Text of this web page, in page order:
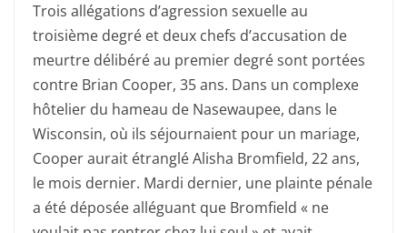
Trois allégations d’agression sexuelle au
troisième degré et deux chefs d’accusation de
meurtre délibéré au premier degré sont portées
contre Brian Cooper, 35 ans. Dans un complexe
hôtelier du hameau de Nasewaupee, dans le
Wisconsin, où ils séjournaient pour un mariage,
Cooper aurait étranglé Alisha Bromfield, 22 ans,
le mois dernier. Mardi dernier, une plainte pénale
a été déposée alléguant que Bromfield « ne